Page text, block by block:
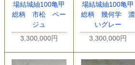
場結城紬100亀甲
総柄 市松 ベー
ジュ
3,300,000円
場結城紬100亀甲
総柄 幾何学 濃
いグレー
3,300,000円